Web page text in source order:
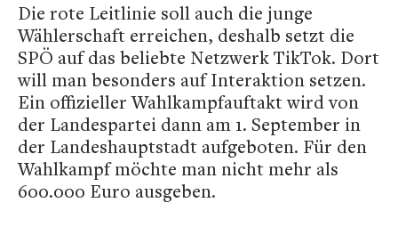
Die rote Leitlinie soll auch die junge
Wählerschaft erreichen, deshalb setzt die
SPÖ auf das beliebte Netzwerk TikTok. Dort
will man besonders auf Interaktion setzen.
Ein offizieller Wahlkampfauftakt wird von
der Landespartei dann am 1. September in
der Landeshauptstadt aufgeboten. Für den
Wahlkampf möchte man nicht mehr als
600.000 Euro ausgeben.